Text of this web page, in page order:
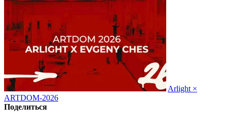
Arlight ×
ARTDOM-2026
Поделиться